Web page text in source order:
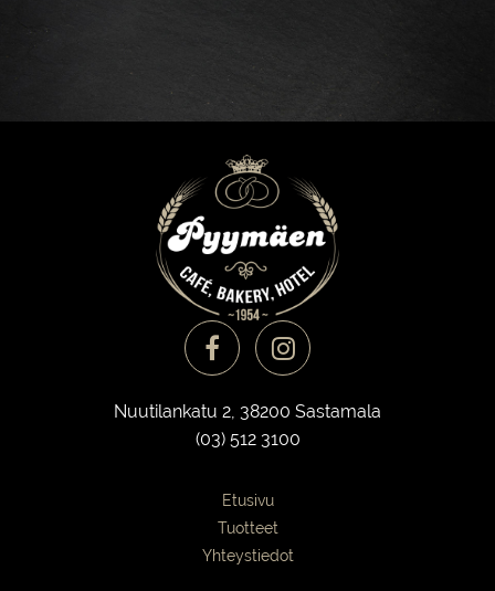
Nuutilankatu 2, 38200 Sastamala
(03) 512 3100
Etusivu
Tuotteet
Yhteystiedot